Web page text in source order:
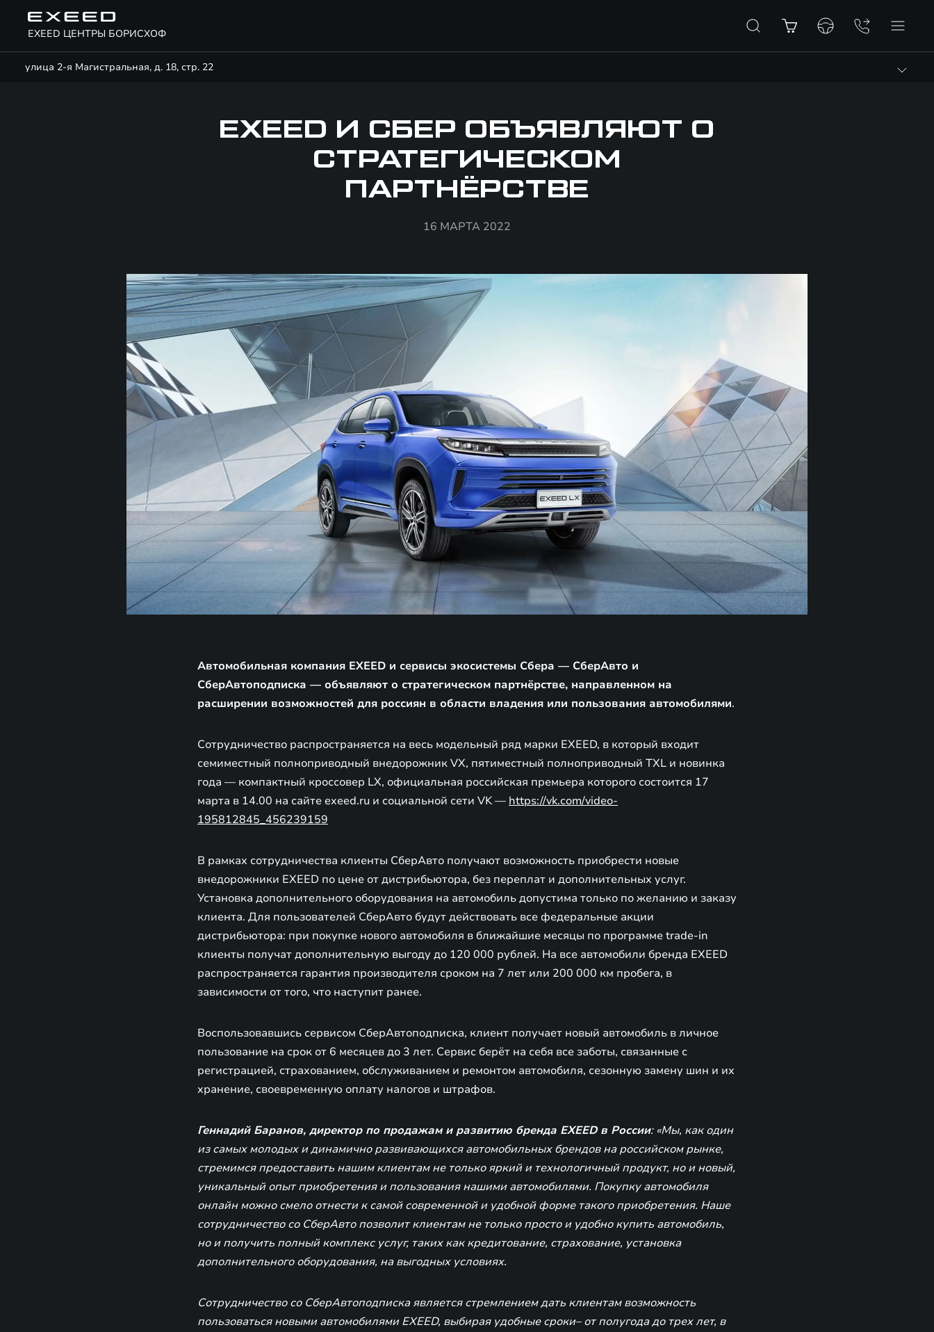
EXEED ЦЕНТРЫ БОРИСХОФ
улица 2-я Магистральная, д. 18, стр. 22
EXEED И СБЕР ОБЪЯВЛЯЮТ О
СТРАТЕГИЧЕСКОМ
ПАРТНЁРСТВЕ
16 МАРТА 2022
Автомобильная компания EXEED и сервисы экосистемы Сбера — СберАвто и
СберАвтоподписка — объявляют о стратегическом партнёрстве, направленном на
расширении возможностей для россиян в области владения или пользования автомобилями.
Сотрудничество распространяется на весь модельный ряд марки EXEED, в который входит
семиместный полноприводный внедорожник VX, пятиместный полноприводный TXL и новинка
года — компактный кроссовер LX, официальная российская премьера которого состоится 17
марта в 14.00 на сайте exeed.ru и социальной сети VK — https://vk.com/video-
195812845_456239159
В рамках сотрудничества клиенты СберАвто получают возможность приобрести новые
внедорожники EXEED по цене от дистрибьютора, без переплат и дополнительных услуг.
Установка дополнительного оборудования на автомобиль допустима только по желанию и заказу
клиента. Для пользователей СберАвто будут действовать все федеральные акции
дистрибьютора: при покупке нового автомобиля в ближайшие месяцы по программе trade-in
клиенты получат дополнительную выгоду до 120 000 рублей. На все автомобили бренда EXEED
распространяется гарантия производителя сроком на 7 лет или 200 000 км пробега, в
зависимости от того, что наступит ранее.
Воспользовавшись сервисом СберАвтоподписка, клиент получает новый автомобиль в личное
пользование на срок от 6 месяцев до 3 лет. Сервис берёт на себя все заботы, связанные с
регистрацией, страхованием, обслуживанием и ремонтом автомобиля, сезонную замену шин и их
хранение, своевременную оплату налогов и штрафов.
Геннадий Баранов, директор по продажам и развитию бренда EXEED в России: «Мы, как один
из самых молодых и динамично развивающихся автомобильных брендов на российском рынке,
стремимся предоставить нашим клиентам не только яркий и технологичный продукт, но и новый,
уникальный опыт приобретения и пользования нашими автомобилями. Покупку автомобиля
онлайн можно смело отнести к самой современной и удобной форме такого приобретения. Наше
сотрудничество со СберАвто позволит клиентам не только просто и удобно купить автомобиль,
но и получить полный комплекс услуг, таких как кредитование, страхование, установка
дополнительного оборудования, на выгодных условиях.
Сотрудничество со СберАвтоподписка является стремлением дать клиентам возможность
пользоваться новыми автомобилями EXEED, выбирая удобные сроки– от полугода до трех лет, в